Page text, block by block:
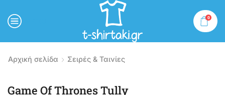
0
Αρχική σελίδα Σειρές & Ταινίες
Game Of Thrones Tully